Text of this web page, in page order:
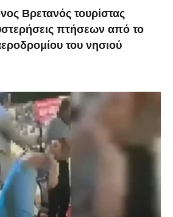
Βρετανός τουρίστας
πτήσεων από το
του νησιού